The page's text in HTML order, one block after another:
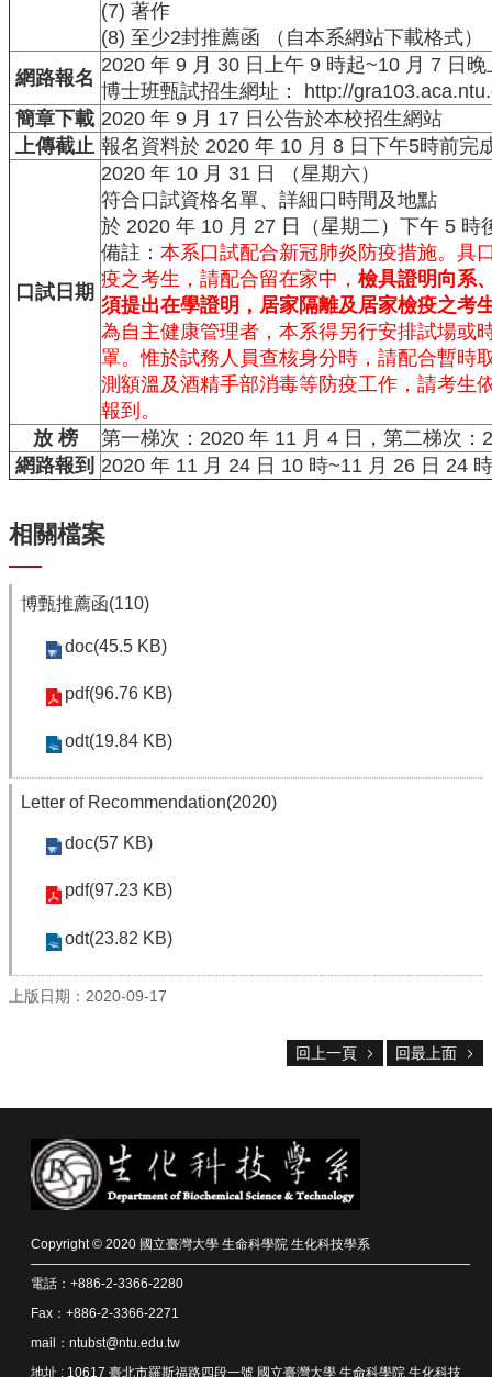
碩
博
士
動
態
下
載
心
捐
款
專
大
首
網
站
English
佈
欄
學
簡
(7) 著作
(8) 至少2封推薦函 （自本系網站下載格式）
網路報名
2020 年 9 月 30 日上午 9 時起~10 月 7 日
博士班甄試招生網址： http://
簡章下載 2020 年 9 月 17 日公告於本校招生網站
上傳截止 報名資料於 2020 年 10 月 8 日下午5時前完
口試日期
2020 年 10 月 31 日 （星期六）
符合口試資格名單、詳細口時間及地點
於 2020 年 10 月 27 日（星期二）下午 5 時
備註： 本系口試配合新冠肺炎防疫措施。具
疫之考生，請配合留在家中， 檢具證明向系
須提出在學證明，居家隔離及居家檢疫之考
為自主健康管理者，本系得另行安排試場或
罩。惟於試務人員查核身分時，請配合暫時
測額溫及酒精手部消毒等防疫工作，請考生
報到。
放 榜
第一梯次：2020 年 11 月 4 日，第二梯次：
網路報到 2020 年 11 月 24 日 10 時~11 月 26 日 24
相關檔案
博甄推薦函(110)
doc(45.5 KB)
pdf(96.76 KB)
odt(19.84 KB)
Letter of Recommendation(2020)
doc(57 KB)
pdf(97.23 KB)
odt(23.82 KB)
上版日期：2020-09-17
回上一頁 回最上面
Copyright © 2020 國立臺灣大學 生命科學院 生化科技學系
電話：+886-2-3366-2280
Fax：+886-2-3366-2271
mail：ntubst@ntu.edu.tw
地址 : 10617 臺北市羅斯福路四段一號 國立臺灣大學 生命科學院 生化科技